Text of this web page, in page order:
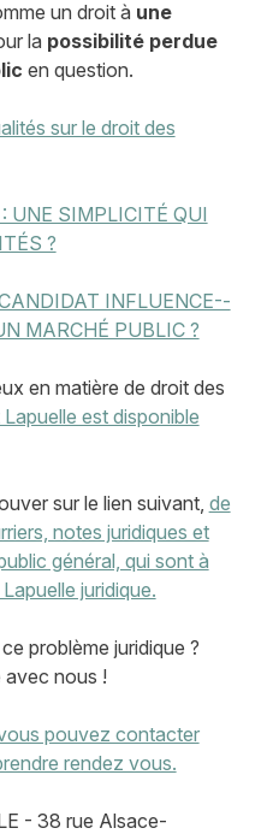
un droit à une
la possibilité perdue
en question.
sur le droit des
UNE SIMPLICITÉ QUI
?
INFLUENCE--
MARCHÉ PUBLIC ?
en matière de droit des
est disponible
sur le lien suivant, de
notes juridiques et
général, qui sont à
juridique.
problème juridique ?
nous !
pouvez contacter
rendez vous.
- 38 rue Alsace-